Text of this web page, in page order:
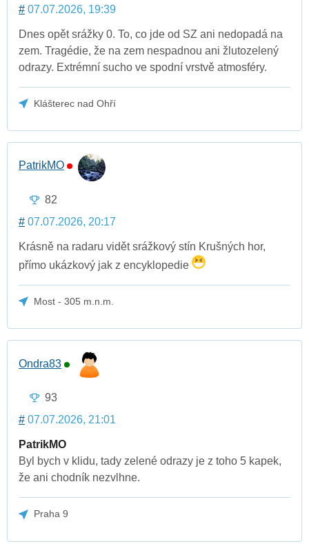
# 07.07.2026, 19:39
Dnes opět srážky 0. To, co jde od SZ ani nedopadá na
zem. Tragédie, že na zem nespadnou ani žlutozelený
odrazy. Extrémní sucho ve spodní vrstvě atmosféry.
Klášterec nad Ohří
PatrikMO
82
# 07.07.2026, 20:17
Krásně na radaru vidět srážkový stín Krušných hor,
přímo ukázkový jak z encyklopedie
Most - 305 m.n.m.
Ondra83
93
# 07.07.2026, 21:01
PatrikMO
Byl bych v klidu, tady zelené odrazy je z toho 5 kapek,
že ani chodník nezvlhne.
Praha 9